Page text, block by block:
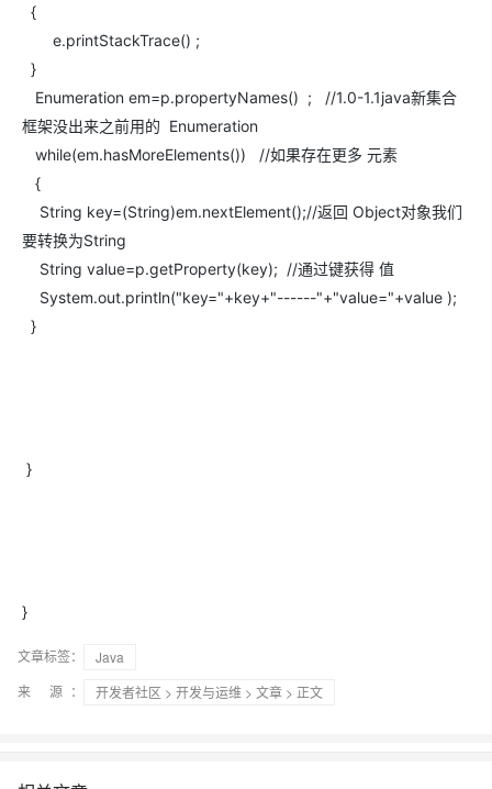
{
e.printStackTrace() ;
}
Enumeration em=p.propertyNames() ; //1.0-1.1java新集合
框架没出来之前用的 Enumeration
while(em.hasMoreElements()) //如果存在更多 元素
{
String key=(String)em.nextElement();//返回 Object对象我们
要转换为String
String value=p.getProperty(key); //通过键获得 值
System.out.println("key="+key+"------"+"value="+value );
}
}
}
文章标签：
Java
来 源：
开发者社区 > 开发与运维 > 文章 > 正文